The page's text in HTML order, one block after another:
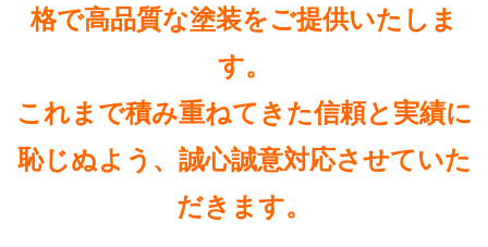
格で高品質な塗装をご提供いたしま
す。
これまで積み重ねてきた信頼と実績に
恥じぬよう、誠心誠意対応させていた
だきます。